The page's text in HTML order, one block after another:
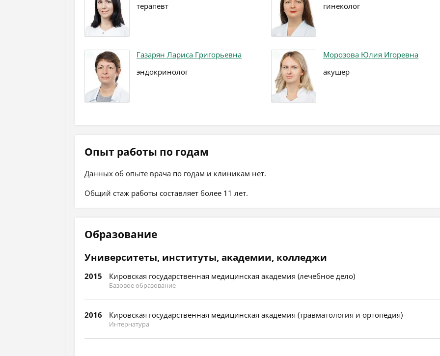
терапевт
гинеколог
Газарян Лариса Григорьевна
эндокринолог
Морозова Юлия Игоревна
акушер
Опыт работы по годам
Данных об опыте врача по годам и клиникам нет.
Общий стаж работы составляет более 11 лет.
Образование
Университеты, институты, академии, колледжи
2015 Кировская государственная медицинская академия (лечебное дело)
Базовое образование
2016 Кировская государственная медицинская академия (травматология и ортопедия)
Интернатура